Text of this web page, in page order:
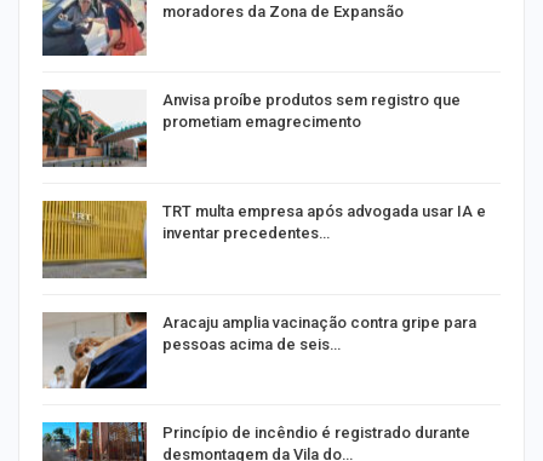
moradores da Zona de Expansão
Anvisa proíbe produtos sem registro que
prometiam emagrecimento
TRT multa empresa após advogada usar IA e
inventar precedentes…
Aracaju amplia vacinação contra gripe para
pessoas acima de seis…
Princípio de incêndio é registrado durante
desmontagem da Vila do…